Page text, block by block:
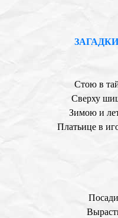
Стою в
Сверху
Зимою и
Платьице в